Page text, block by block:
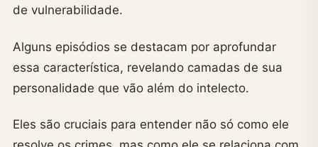
de vulnerabilidade.
Alguns episódios se destacam por aprofundar
essa característica, revelando camadas de sua
personalidade que vão além do intelecto.
Eles são cruciais para entender não só como ele